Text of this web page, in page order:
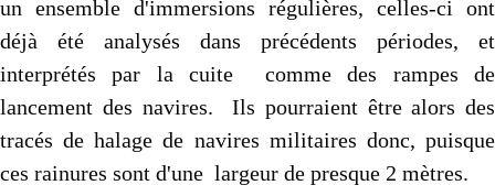
un ensemble d'immersions régulières, celles-ci ont
déjà été analysés dans précédents périodes, et
interprétés par la cuite comme des rampes de
lancement des navires. Ils pourraient être alors des
tracés de halage de navires militaires donc, puisque
ces rainures sont d'une largeur de presque 2 mètres.